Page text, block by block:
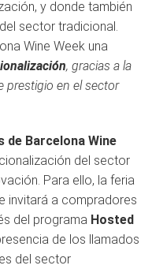
y donde también
sector tradicional.
Wine Week una
, gracias a la
prestigio en el sector
Barcelona Wine
del sector
Para ello, la feria
invitará a compradores
del programa Hosted
de los llamados
del sector